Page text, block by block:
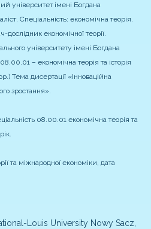
університет імені Богдана
Спеціальність: економічна теорія.
дослідник економічної теорії.
університету імені Богдана
– економічна теорія та історія
Тема дисертації «Інноваційна
зростання».
08.00.01 економічна теорія та
та міжнародної економіки, дата
Louis University Nowy Sacz,